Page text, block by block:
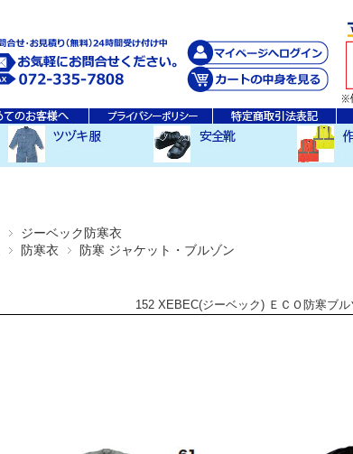
ジーベック防寒衣
防寒衣
防寒 ジャケット・ブルゾン
152 XEBEC(ジーベック) ＥＣＯ防寒ブル